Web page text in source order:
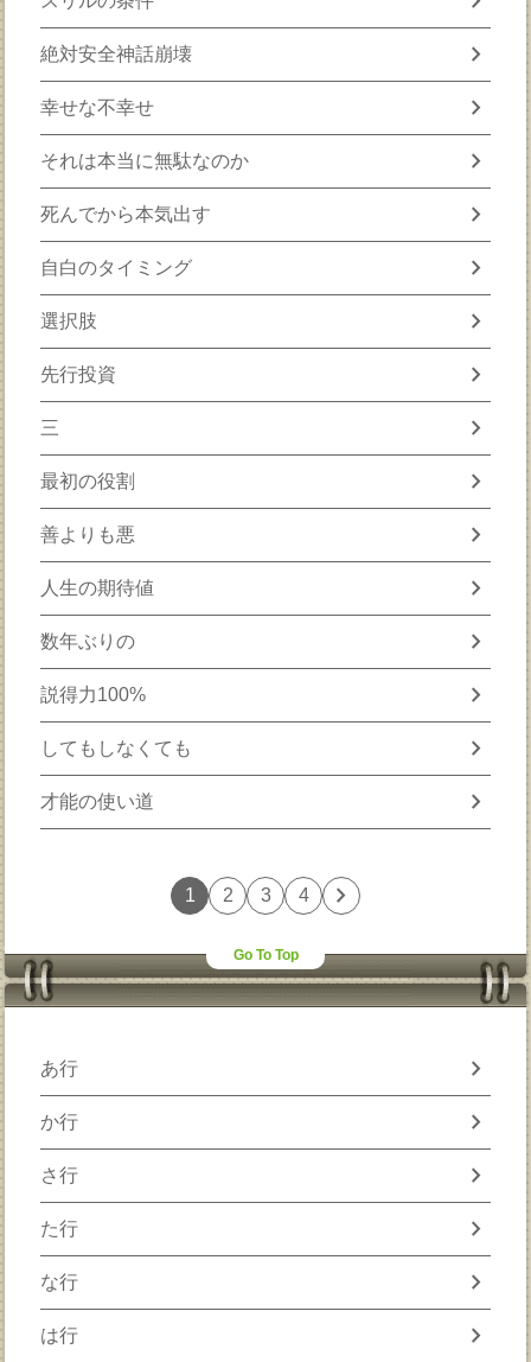
絶対安全神話崩壊 chevron_right
幸せな不幸せ chevron_right
それは本当に無駄なのか chevron_right
死んでから本気出す chevron_right
自白のタイミング chevron_right
選択肢 chevron_right
先行投資 chevron_right
三 chevron_right
最初の役割 chevron_right
善よりも悪 chevron_right
人生の期待値 chevron_right
数年ぶりの chevron_right
説得力100% chevron_right
してもしなくても chevron_right
才能の使い道 chevron_right
1 2 3 4 chevron_right
Go To Top
あ行 chevron_right
か行 chevron_right
さ行 chevron_right
た行 chevron_right
な行 chevron_right
は行 chevron_right